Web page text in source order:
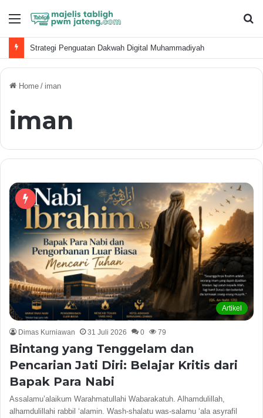
Menu
Strategi Penguatan Dakwah Digital Muhammadiyah
Home / iman
iman
Artikel
Dimas Kurniawan 31 Juli 2026 0 79
Bintang yang Tenggelam dan
Pencarian Jati Diri: Belajar Kritis dari
Bapak Para Nabi
Assalamu’alaikum Warahmatullahi Wabarakatuh. Alhamdulillah,
alhamdulillahi rabbil ‘alamin. Wash-shalatu was-salamu ‘ala asyrafil